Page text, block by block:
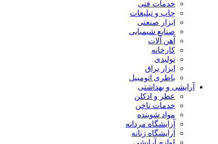
خدمات فنی
چاپ و تبلیغات
ابزار صنعتی
صنایع شیمیایی
آهن آلات
کارخانه
تولیدی
ابزار یراق
باطری اتومبیل
آرایشی و بهداشتی
عطر و ادکلن
خدمات ناخن
مواد شوینده
آرایشگاه مردانه
آرایشگاه زنانه